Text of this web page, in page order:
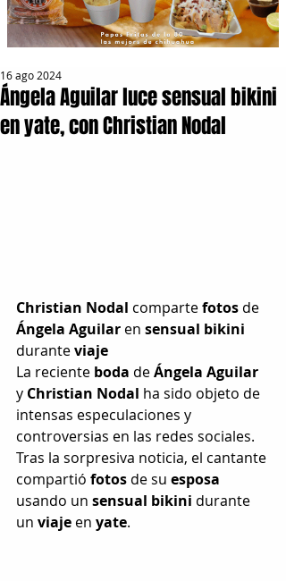
Ángela Aguilar luce sensual bikini
en yate, con Christian Nodal
16 ago 2024
Christian Nodal comparte fotos de
Ángela Aguilar en sensual bikini
durante viaje
La reciente boda de Ángela Aguilar
y Christian Nodal ha sido objeto de
intensas especulaciones y
controversias en las redes sociales.
Tras la sorpresiva noticia, el cantante
compartió fotos de su esposa
usando un sensual bikini durante
un viaje en yate.